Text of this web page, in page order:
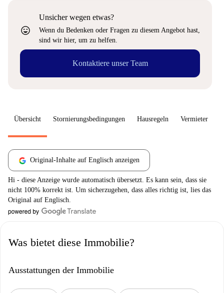
sentiment_very_satisfied
Unsicher wegen etwas?
Wenn du Bedenken oder Fragen zu diesem Angebot hast,
sind wir hier, um zu helfen.
Kontaktiere unser Team
Übersicht Stornierungsbedingungen Hausregeln Vermieter
Original-Inhalte auf Englisch anzeigen
Hi - diese Anzeige wurde automatisch übersetzt. Es kann sein, dass sie
nicht 100% korrekt ist. Um sicherzugehen, dass alles richtig ist, lies das
Original auf Englisch.
Was bietet diese Immobilie?
Ausstattungen der Immobilie